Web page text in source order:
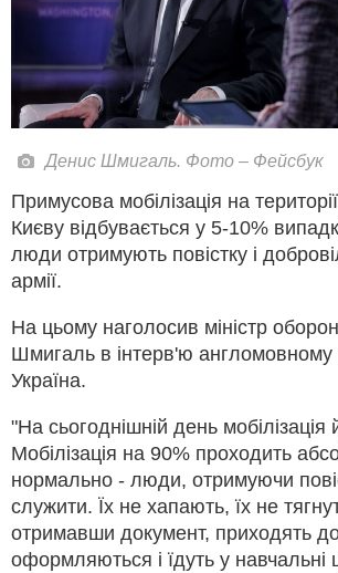
Денис Шмигаль. Фото – Фейсбук
Примусова мобілізація на
Києву відбувається у 5-10%
люди отримують повістку і
армії.
На цьому наголосив міністр
Шмигаль в інтерв'ю
Україна.
"На сьогоднішній день
Мобілізація на 90% проходить
нормально - люди, отримуючи
служити. Їх не хапають, їх не
отримавши документ, приходять
оформляються і їдуть у навчальні